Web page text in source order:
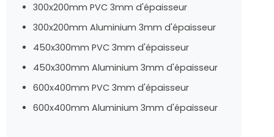
300x200mm PVC 3mm d'épaisseur
300x200mm Aluminium 3mm d'épaisseur
450x300mm PVC 3mm d'épaisseur
450x300mm Aluminium 3mm d'épaisseur
600x400mm PVC 3mm d'épaisseur
600x400mm Aluminium 3mm d'épaisseur